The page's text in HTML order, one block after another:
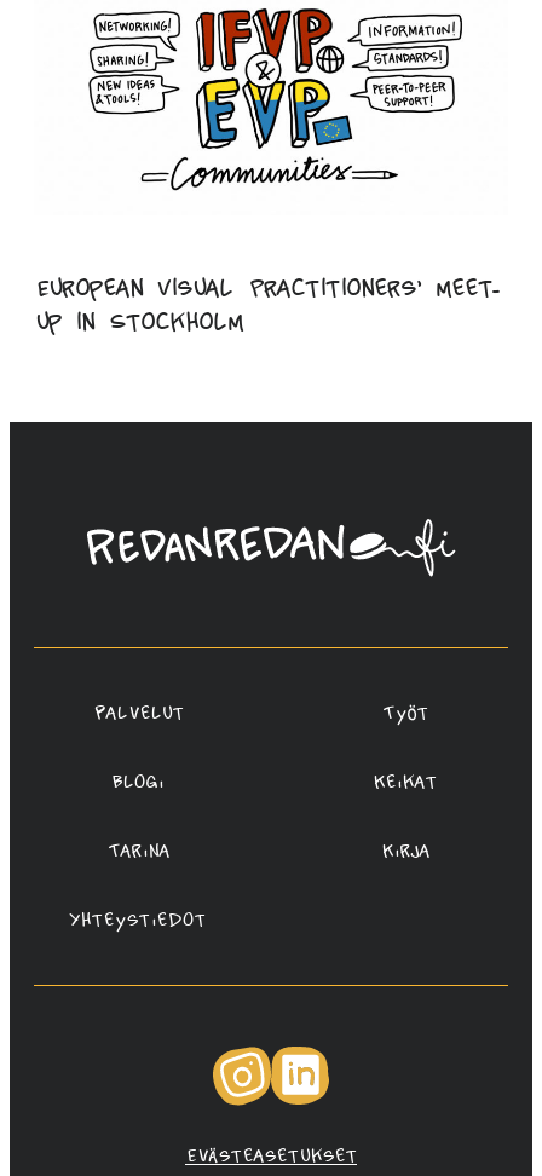
European Visual Practitioners’ meet-
up in Stockholm
Linda
Saukko-
Oy
Palvelut Työt
Blogi Keikat
Tarina Kirja
Yhteystiedot
Instagram
Evästeasetukset